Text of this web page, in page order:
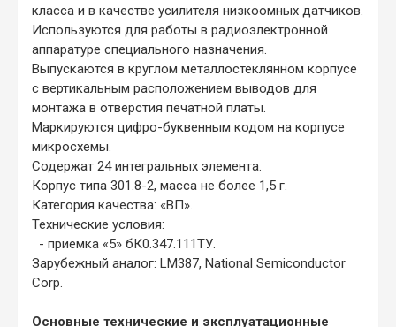
класса и в качестве усилителя низкоомных датчиков.
Используются для работы в радиоэлектронной
аппаратуре специального назначения.
Выпускаются в круглом металлостеклянном корпусе
с вертикальным расположением выводов для
монтажа в отверстия печатной платы.
Маркируются цифро-буквенным кодом на корпусе
микросхемы.
Содержат 24 интегральных элемента.
Корпус типа 301.8-2, масса не более 1,5 г.
Категория качества: «ВП».
Технические условия:
- приемка «5» бК0.347.111ТУ.
Зарубежный аналог: LM387, National Semiconductor
Corp.
Основные технические и эксплуатационные